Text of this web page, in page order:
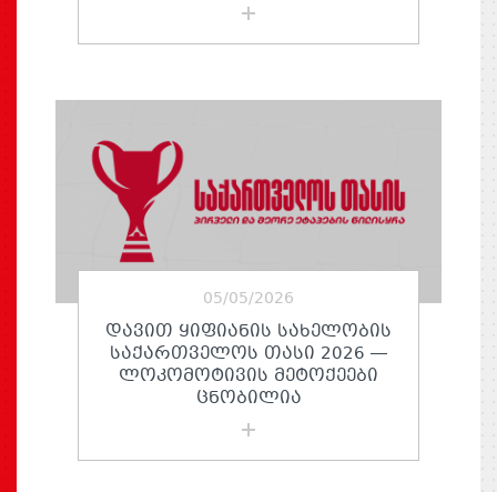
05/05/2026
ᲓᲐᲕᲘᲗ ᲧᲘᲤᲘᲐᲜᲘᲡ ᲡᲐᲮᲔᲚᲝᲑᲘᲡ
ᲡᲐᲥᲐᲠᲗᲕᲔᲚᲝᲡ ᲗᲐᲡᲘ 2026 —
ᲚᲝᲙᲝᲛᲝᲢᲘᲕᲘᲡ ᲛᲔᲢᲝᲥᲔᲔᲑᲘ
ᲪᲜᲝᲑᲘᲚᲘᲐ